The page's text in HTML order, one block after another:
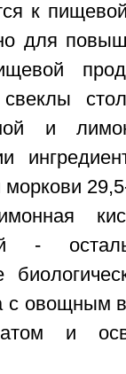
к
для
и
-
с овощным
и